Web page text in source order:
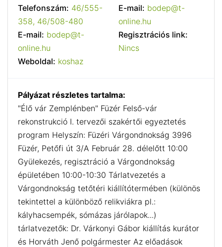
Telefonszám: 46/555-
358, 46/508-480
E-mail: bodep@t-
online.hu
Weboldal: koshaz
E-mail: bodep@t-
online.hu
Regisztrációs link:
Nincs
Pályázat részletes tartalma:
"Élő vár Zemplénben" Füzér Felső-vár
rekonstrukció I. tervezői szakértői egyeztetés
program Helyszín: Füzéri Várgondnokság 3996
Füzér, Petőfi út 3/A Február 28. délelőtt 10:00
Gyülekezés, regisztráció a Várgondnokság
épületében 10:00-10:30 Tárlatvezetés a
Várgondnokság tetőtéri kiállítótermében (különös
tekintettel a különböző relikviákra pl.:
kályhacsempék, sómázas járólapok...)
tárlatvezetők: Dr. Várkonyi Gábor kiállítás kurátor
és Horváth Jenő polgármester Az előadások